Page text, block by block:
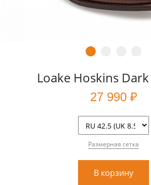
Loake Hoskins
27 990 ₽
Размерная сетка
В корзину